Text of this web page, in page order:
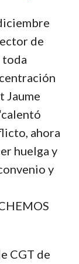
de
toda
Jaume
ahora
huelga y
y
CGT de